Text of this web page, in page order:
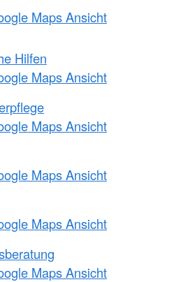
Maps Ansicht
Hilfen
Maps Ansicht
Maps Ansicht
Maps Ansicht
Maps Ansicht
Maps Ansicht